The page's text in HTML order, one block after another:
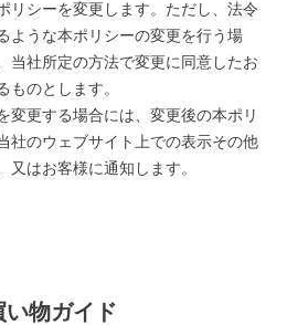
リシーを変更します。ただし、法令
ような本ポリシーの変更を行う場
当社所定の方法で変更に同意したお
ものとします。
変更する場合には、変更後の本ポリ
社のウェブサイト上での表示その他
はお客様に通知します。
い物ガイド